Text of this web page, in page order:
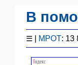
В
☰ МРОТ: 13
F1 - Отчетность
План счетов